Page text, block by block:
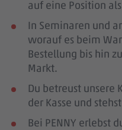
auf eine Position
In Seminaren und
worauf es beim
Bestellung bis hin
Markt.
Du betreust unsere
der Kasse und
Bei PENNY erlebst